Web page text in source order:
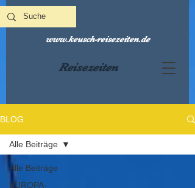
Reisezeiten
www.keusch-reisezeiten.de
BLOG
Alle Beiträge
EUROPA-
Alle Beiträge